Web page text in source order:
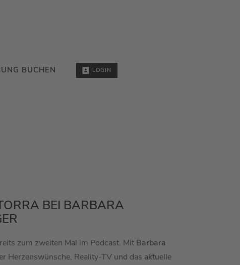
BUCHEN LOGIN
BEI BARBARA
zum zweiten Mal im Podcast. Mit Barbara
Herzenswünsche, Reality-TV und das aktuelle